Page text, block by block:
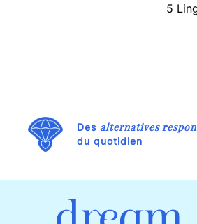
5
Des alternatives
du quotidien